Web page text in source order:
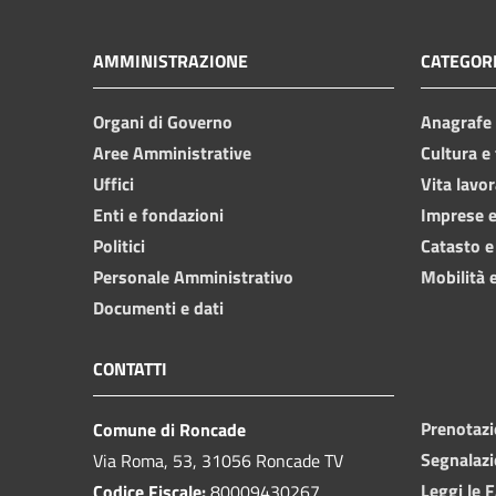
AMMINISTRAZIONE
Organi di Governo
Aree Amministrative
Uffici
Enti e fondazioni
Politici
Personale Amministrativo
Documenti e dati
Cultura
Vita
Imprese
Catasto
Mobilità
CONTATTI
Comune di Roncade
Via Roma, 53, 31056 Roncade TV
Leggi le